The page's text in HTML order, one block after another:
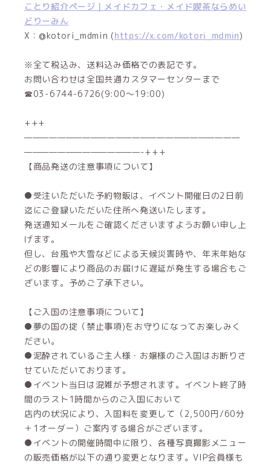
ことり紹介ページ｜メイドカフェ・メイド喫茶ならめい
どりーみん
X：@kotori_mdmin (https://x.com/kotori_mdmin)
※全て税込み、送料込み価格での表記です。
お問い合わせは全国共通カスタマーセンターまで
☎03-6744-6726(9:00～19:00)
+++
——————————————————————————
——————————————-+++
【商品発送の注意事項について】
●受注いただいた予約物販は、イベント開催日の2日前
迄にご登録いただいた住所へ発送いたします。
発送通知メールをご確認くださいますようお願い申し上
げます。
但し、台風や大雪などによる天候災害時や、年末年始な
どの影響により商品のお届けに遅延が発生する場合もご
ざいます。予めご了承下さい。
【ご入国の注意事項について】
●夢の国の掟（禁止事項)をお守りになってお楽しみく
ださい。
●泥酔されているご主人様・お嬢様のご入国はお断りさ
せていただいております。
●イベント当日は混雑が予想されます。イベント終了時
間のラスト1時間からのご入国において
店内の状況により、入国料を変更して（2,500円/60分
＋1オーダー）ご案内する場合がございます。
●イベントの開催時間中に限り、各種写真撮影メニュー
の販売価格が以下の通り変更となります。VIP会員様も